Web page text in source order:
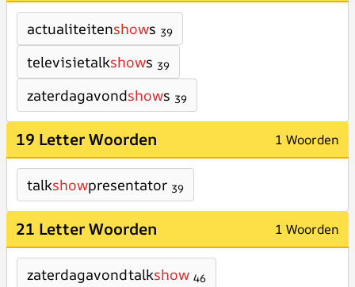
actualiteitenshows 39
televisietalkshows 39
zaterdagavondshows 39
19 Letter Woorden 1 Woorden
talkshowpresentator 39
21 Letter Woorden 1 Woorden
zaterdagavondtalkshow 46